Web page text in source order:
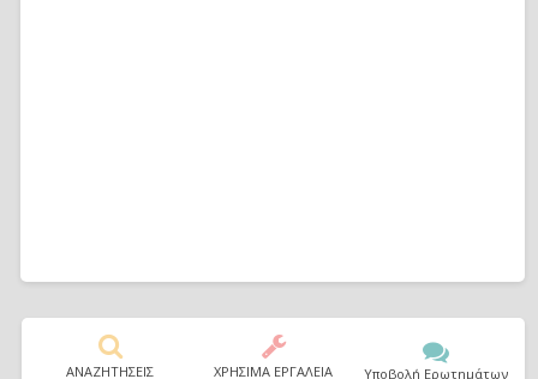
ΑΝΑΖΗΤΗΣΕΙΣ ΧΡΗΣΙΜΑ ΕΡΓΑΛΕΙΑ Υποβολή Ερωτημάτων